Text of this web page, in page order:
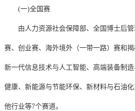
(一)全国赛
由人力资源社会保障部、全国博士后
赛、创业赛、海外境外（一带一路）赛和
新一代信息技术与人工智能、高端装备制
健康、新能源与节能环保、新材料与石油
他行业等7个赛道。